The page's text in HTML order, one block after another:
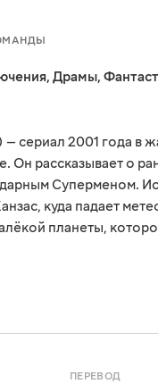
, Драмы,
сериал 2001 года в
рассказывает о
Суперменом.
куда падает
планеты,
ПЕРЕВОД